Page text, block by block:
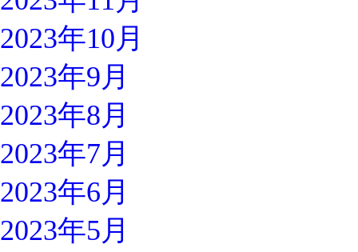
2023年10月
2023年9月
2023年8月
2023年7月
2023年6月
2023年5月